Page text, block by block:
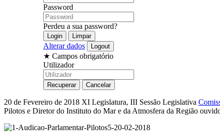
Password
Perdeu a sua password?
Alterar dados
★ Campos obrigatório
Utilizador
20 de Fevereiro de 2018 XI Legislatura, III Sessão Legislativa
Pilotos e Diretor do Instituto do Mar e da Atmosfera da Região